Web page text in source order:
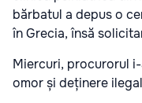
bărbatul a depus o
în Grecia, însă
Miercuri, procurorul
omor și deținere